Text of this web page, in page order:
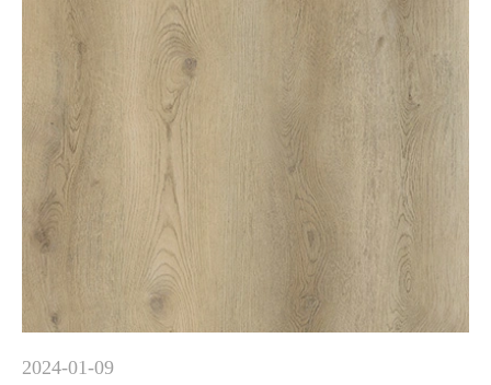
2024-01-09